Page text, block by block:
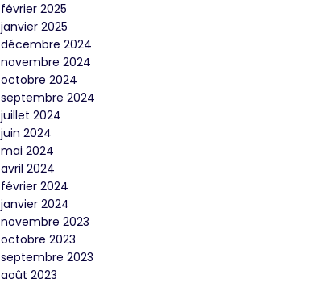
février 2025
janvier 2025
décembre 2024
novembre 2024
octobre 2024
septembre 2024
juillet 2024
juin 2024
mai 2024
avril 2024
février 2024
janvier 2024
novembre 2023
octobre 2023
septembre 2023
août 2023